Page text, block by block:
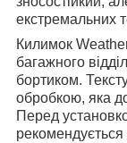
екстремальних
Килимок
багажного
бортиком.
обробкою, яка
Перед
рекомендується